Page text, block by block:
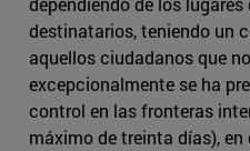
destinatarios, teniendo un
aquellos ciudadanos que
excepcionalmente se ha
control en las fronteras
máximo de treinta días),